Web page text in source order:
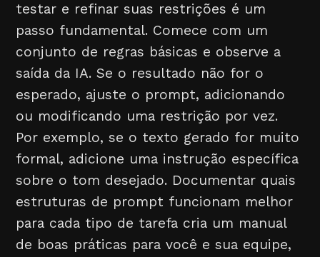
testar e refinar suas restrições é um
passo fundamental. Comece com um
conjunto de regras básicas e observe a
saída da IA. Se o resultado não for o
esperado, ajuste o prompt, adicionando
ou modificando uma restrição por vez.
Por exemplo, se o texto gerado for muito
formal, adicione uma instrução específica
sobre o tom desejado. Documentar quais
estruturas de prompt funcionam melhor
para cada tipo de tarefa cria um manual
de boas práticas para você e sua equipe,